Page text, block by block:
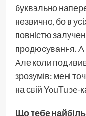
буквально
незвично, бо в
повністю
продюсування. А
Але коли
зрозумів: мені
на свій YouTube-
Що тебе